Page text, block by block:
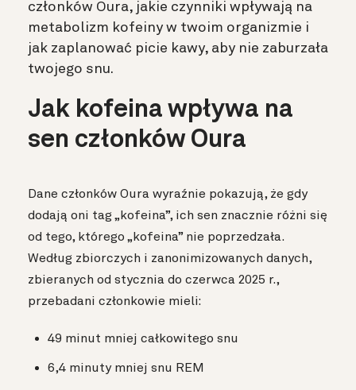
członków Oura, jakie czynniki wpływają na
metabolizm kofeiny w twoim organizmie i
jak zaplanować picie kawy, aby nie zaburzała
twojego snu.
Jak kofeina wpływa na
sen członków Oura
Dane członków Oura wyraźnie pokazują, że gdy
dodają oni tag „kofeina”, ich sen znacznie różni się
od tego, którego „kofeina” nie poprzedzała.
Według zbiorczych i zanonimizowanych danych,
zbieranych od stycznia do czerwca 2025 r.,
przebadani członkowie mieli:
49 minut mniej całkowitego snu
6,4 minuty mniej snu REM